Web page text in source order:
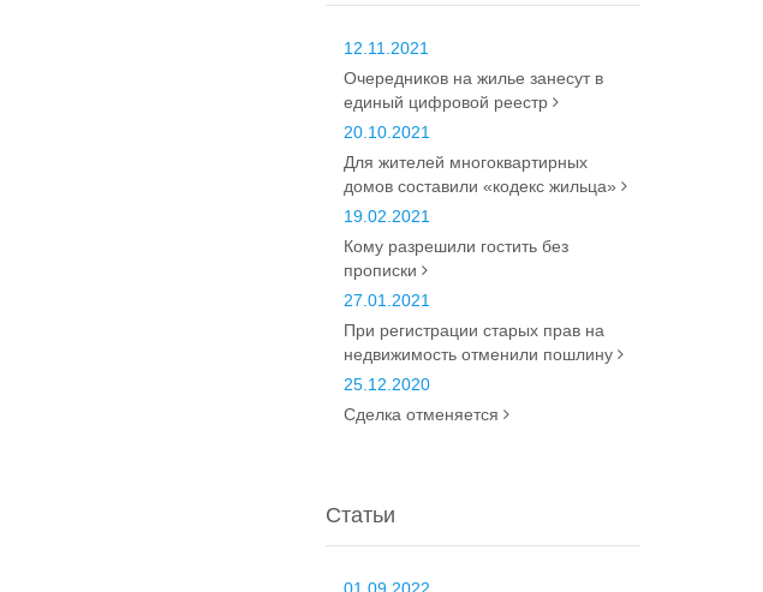
12.11.2021
Очередников на жилье занесут в
единый цифровой реестр
20.10.2021
Для жителей многоквартирных
домов составили «кодекс жильца»
19.02.2021
Кому разрешили гостить без
прописки
27.01.2021
При регистрации старых прав на
недвижимость отменили пошлину
25.12.2020
Сделка отменяется
Статьи